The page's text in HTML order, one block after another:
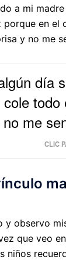
a mi
porque en el
y no me
día
todo
me
CLIC
y observo
que veo
niños